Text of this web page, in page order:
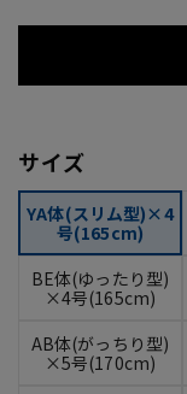
サイズ
YA体(スリム型)×4
号(165cm)
BE体(ゆったり型)
×4号(165cm)
AB体(がっちり型)
×5号(170cm)